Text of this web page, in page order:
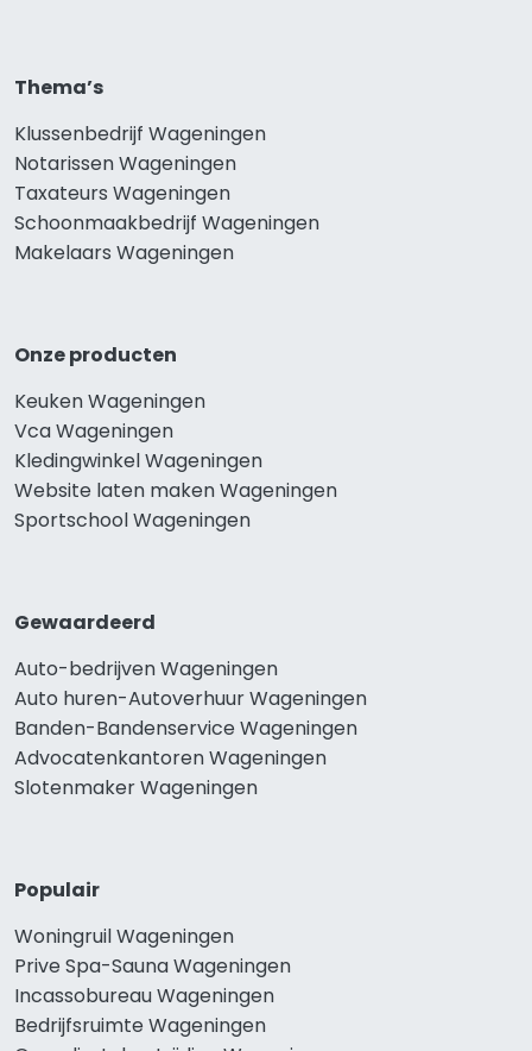
Thema’s
Klussenbedrijf Wageningen
Notarissen Wageningen
Taxateurs Wageningen
Schoonmaakbedrijf Wageningen
Makelaars Wageningen
Onze producten
Keuken Wageningen
Vca Wageningen
Kledingwinkel Wageningen
Website laten maken Wageningen
Sportschool Wageningen
Gewaardeerd
Auto-bedrijven Wageningen
Auto huren-Autoverhuur Wageningen
Banden-Bandenservice Wageningen
Advocatenkantoren Wageningen
Slotenmaker Wageningen
Populair
Woningruil Wageningen
Prive Spa-Sauna Wageningen
Incassobureau Wageningen
Bedrijfsruimte Wageningen